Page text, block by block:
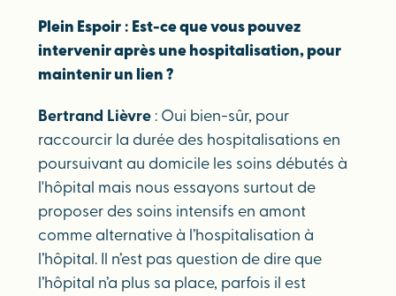
Plein Espoir: Est-ce que vous pouvez
intervenir après une hospitalisation, pour
maintenir un lien ?
Bertrand Lièvre: Oui bien-sûr, pour
raccourcir la durée des hospitalisations en
poursuivant au domicile les soins débutés à
l'hôpital mais nous essayons surtout de
proposer des soins intensifs en amont
comme alternative à l’hospitalisation à
l’hôpital. Il n’est pas question de dire que
l’hôpital n’a plus sa place, parfois il est